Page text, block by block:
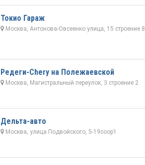
Токио Гараж
Москва, Антонова-Овсеенко улица, 15 строение 8
Редеги-Chery на Полежаевской
Москва, Магистральный переулок, 3 строение 2
Дельта-авто
Москва, улица Подвойского, 5-19соор1